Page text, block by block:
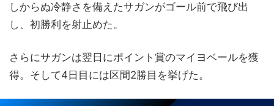
しからぬ冷静さを備えたサガンがゴール前で飛び出
し、初勝利を射止めた。
さらにサガンは翌日にポイント賞のマイヨベールを獲
得。そして4日目には区間2勝目を挙げた。